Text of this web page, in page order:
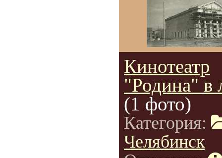
Кинотеатр
"Родина" в
(1 фото)
Категория:
Челябинск